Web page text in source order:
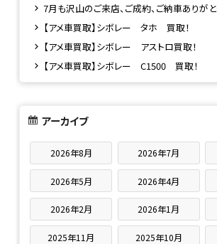
7月も沢山のご来店、ご成約、ご納車ありがと
【アメ車買取】シボレー タホ 買取！
【アメ車買取】シボレー アストロ買取！
【アメ車買取】シボレー C1500 買取！
アーカイブ
2026年8月 2026年7月
2026年5月 2026年4月
2026年2月 2026年1月
2025年11月 2025年10月